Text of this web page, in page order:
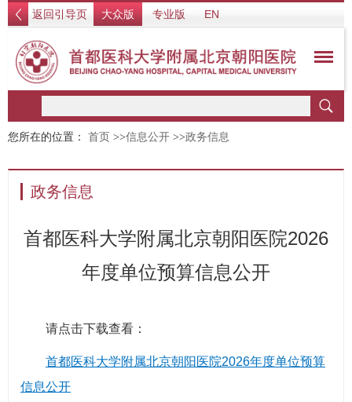
返回引导页 大众版 专业版 EN
您所在的位置： 首页 >>信息公开 >>政务信息
政务信息
首都医科大学附属北京朝阳医院2026
年度单位预算信息公开
请点击下载查看：
首都医科大学附属北京朝阳医院2026年度单位预算
信息公开